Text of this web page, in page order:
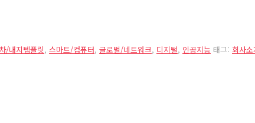
/내지템플릿, 스마트/컴퓨터, 글로벌/네트워크, 디지털, 인공지능 태그: 회사소